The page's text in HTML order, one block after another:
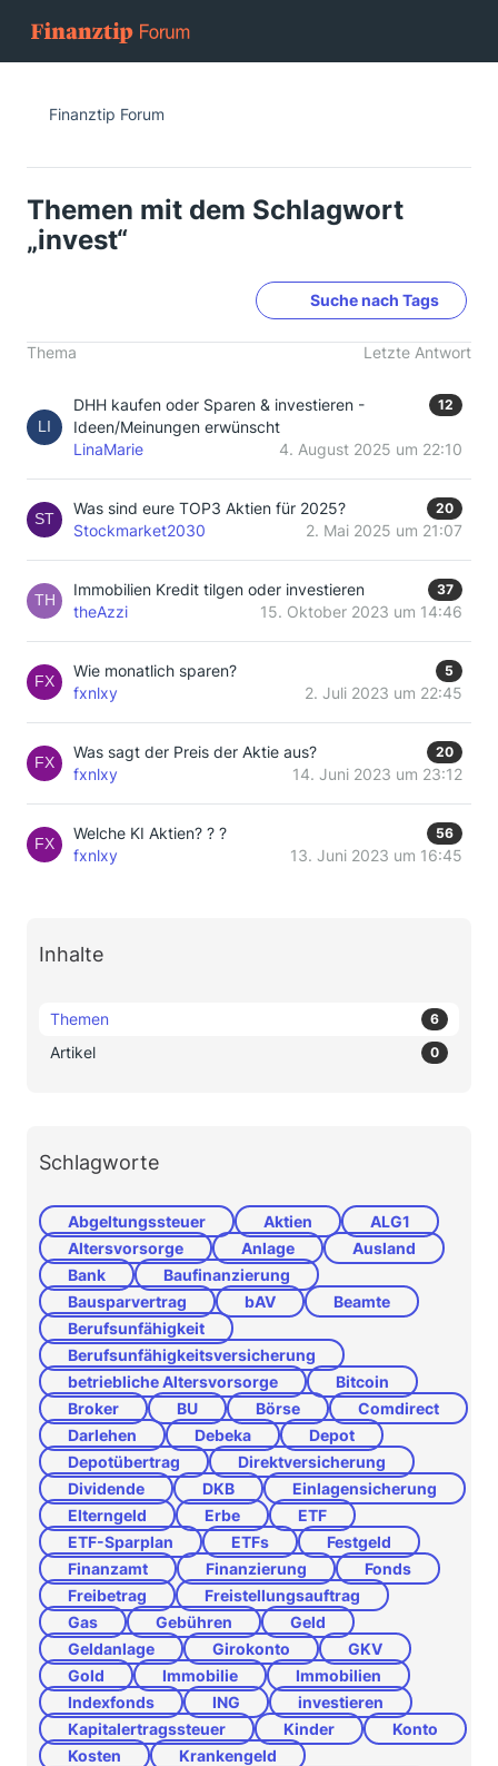
Finanztip Forum
Themen mit dem Schlagwort
„invest“
Suche nach Tags
Thema Letzte Antwort
DHH kaufen oder Sparen & investieren -
Ideen/Meinungen erwünscht
12
LinaMarie 4. August 2025 um 22:10
Was sind eure TOP3 Aktien für 2025? 20
Stockmarket2030 2. Mai 2025 um 21:07
Immobilien Kredit tilgen oder investieren 37
theAzzi 15. Oktober 2023 um 14:46
Wie monatlich sparen? 5
fxnlxy 2. Juli 2023 um 22:45
Was sagt der Preis der Aktie aus? 20
fxnlxy 14. Juni 2023 um 23:12
Welche KI Aktien? ? ? 56
fxnlxy 13. Juni 2023 um 16:45
Inhalte
Themen 6
Artikel 0
Schlagworte
Abgeltungssteuer Aktien
ALG1
Altersvorsorge
Anlage
Ausland
Bank
Baufinanzierung
Bausparvertrag
bAV
Beamte
Berufsunfähigkeit
Berufsunfähigkeitsversicherung
betriebliche Altersvorsorge
Bitcoin
Broker
BU Börse
Comdirect
Darlehen
Debeka
Depot
Depotübertrag
Direktversicherung
Dividende
DKB
Einlagensicherung
Elterngeld
Erbe
ETF
ETF-Sparplan
ETFs
Festgeld
Finanzamt
Finanzierung
Fonds
Freibetrag
Freistellungsauftrag
Gas
Gebühren
Geld
Geldanlage
Girokonto
GKV
Gold
Immobilie
Immobilien
Indexfonds
ING
investieren
Kapitalertragssteuer
Kinder
Konto
Kosten
Krankengeld